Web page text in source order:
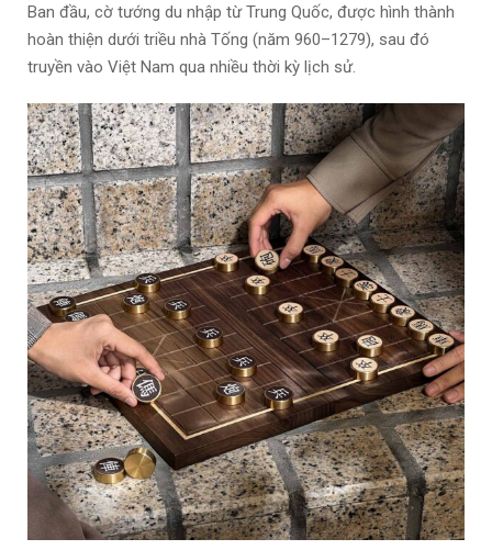
Ban đầu, cờ tướng du nhập từ Trung Quốc, được hình thành
hoàn thiện dưới triều nhà Tống (năm 960–1279), sau đó
truyền vào Việt Nam qua nhiều thời kỳ lịch sử.